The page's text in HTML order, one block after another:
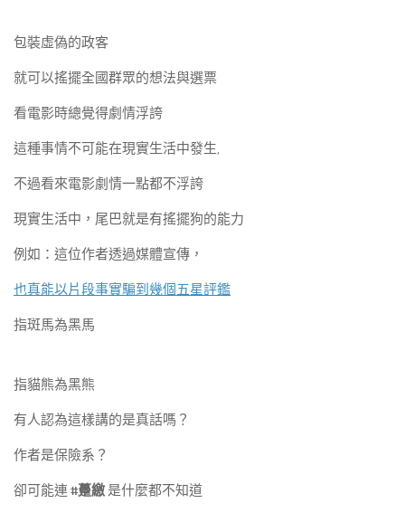
包裝虛偽的政客
就可以搖擺全國群眾的想法與選票
看電影時總覺得劇情浮誇
這種事情不可能在現實生活中發生,
不過看來電影劇情一點都不浮誇
現實生活中，尾巴就是有搖擺狗的能力
例如：這位作者透過媒體宣傳，
也真能以片段事實騙到幾個五星評鑑
指斑馬為黑馬
指貓熊為黑熊
有人認為這樣講的是真話嗎？
作者是保險系？
卻可能連#躉繳 是什麼都不知道